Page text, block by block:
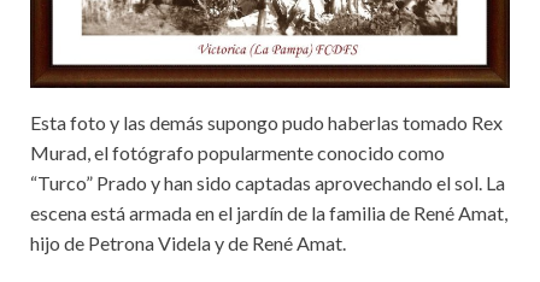
Esta foto y las demás supongo pudo haberlas tomado Rex
Murad, el fotógrafo popularmente conocido como
“Turco” Prado y han sido captadas aprovechando el sol. La
escena está armada en el jardín de la familia de René Amat,
hijo de Petrona Videla y de René Amat.